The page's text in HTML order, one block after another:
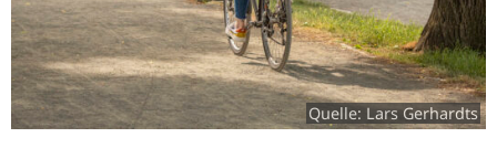
Quelle: Lars Gerhardts